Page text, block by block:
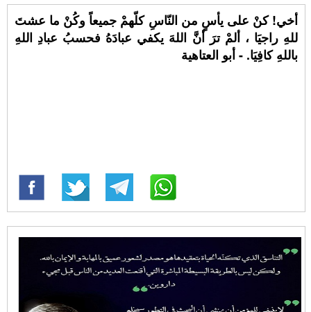
أخي! كنْ على يأسٍ من النّاسِ كلّهمْ جميعاً وكُنْ ما عشتَ
للهِ راجيَا ، ألمْ ترَ أنَّ اللهَ يكفي عبادَهُ فحسبُ عبادِ اللهِ
باللهِ كافِيَا. - أبو العتاهية